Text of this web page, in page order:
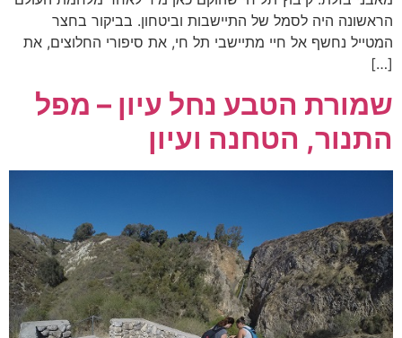
הראשונה היה לסמל של התיישבות וביטחון. בביקור בחצר
המטייל נחשף אל חיי מתיישבי תל חי, את סיפורי החלוצים, את
[…]
שמורת הטבע נחל עיון – מפל
התנור, הטחנה ועיון